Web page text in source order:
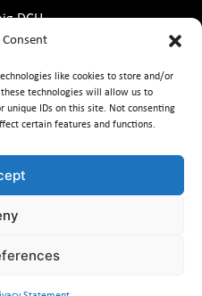
Consent
like cookies to store and/or
technologies will allow us to
unique IDs on this site. Not consenting
certain features and functions.
DCU,
Cliath 9,
Saoráil Faisnéise